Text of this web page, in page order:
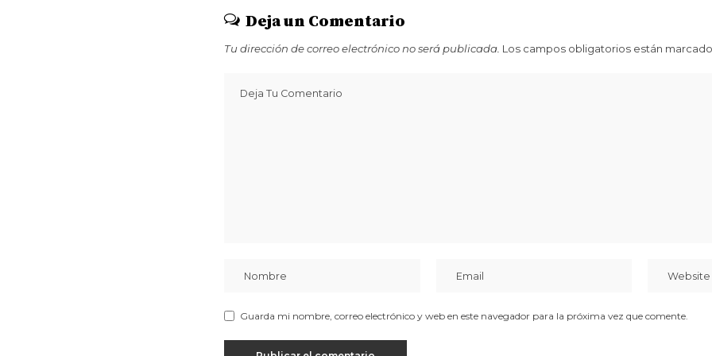
Deja un Comentario
Tu dirección de correo electrónico no será publicada. Los campos obligatorios están
Guarda mi nombre, correo electrónico y web en este navegador para la próxima vez que comente.